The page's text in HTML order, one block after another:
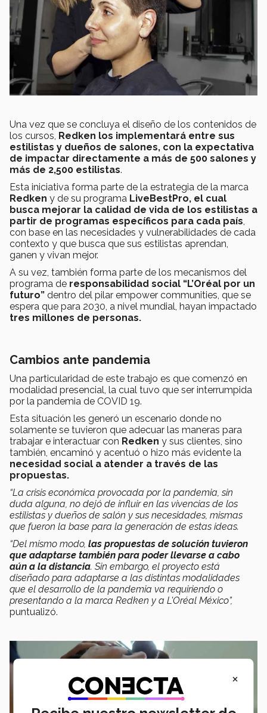
Una vez que se concluya el diseño de los contenidos de
los cursos, Redken los implementará entre sus
estilistas y dueños de salones, con la expectativa
de impactar directamente a más de 500 salones y
más de 2,500 estilistas.
Esta iniciativa forma parte de la estrategia de la marca
Redken y de su programa LiveBestPro, el cual
busca mejorar la calidad de vida de los estilistas a
partir de programas específicos para cada país,
con base en las necesidades y vulnerabilidades de cada
contexto y que busca que sus estilistas aprendan,
ganen y vivan mejor.
A su vez, también forma parte de los mecanismos del
programa de responsabilidad social “L’Oréal por un
futuro” dentro del pilar empower communities, que se
espera que para 2030, a nivel mundial, hayan impactado
tres millones de personas.
Cambios ante pandemia
Una particularidad de este trabajo es que comenzó en
modalidad presencial, la cual tuvo que ser interrumpida
por la pandemia de COVID 19.
Esta situación les generó un escenario donde no
solamente se tuvieron que adecuar las maneras para
trabajar e interactuar con Redken y sus clientes, sino
también, encaminó y acentuó o hizo más evidente la
necesidad social a atender a través de las
propuestas.
“La crisis económica provocada por la pandemia, sin
duda alguna, no dejó de influir en las vivencias de los
estilistas y dueños de salón y sus necesidades, mismas
que fueron la base para la generación de estas ideas.
“Del mismo modo, las propuestas de solución tuvieron
que adaptarse también para poder llevarse a cabo
aún a la distancia. Sin embargo, el proyecto está
diseñado para adaptarse a las distintas modalidades
que el desarrollo de la pandemia va requiriendo o
presentando a la marca Redken y a L'Oréal México”,
puntualizó.
×